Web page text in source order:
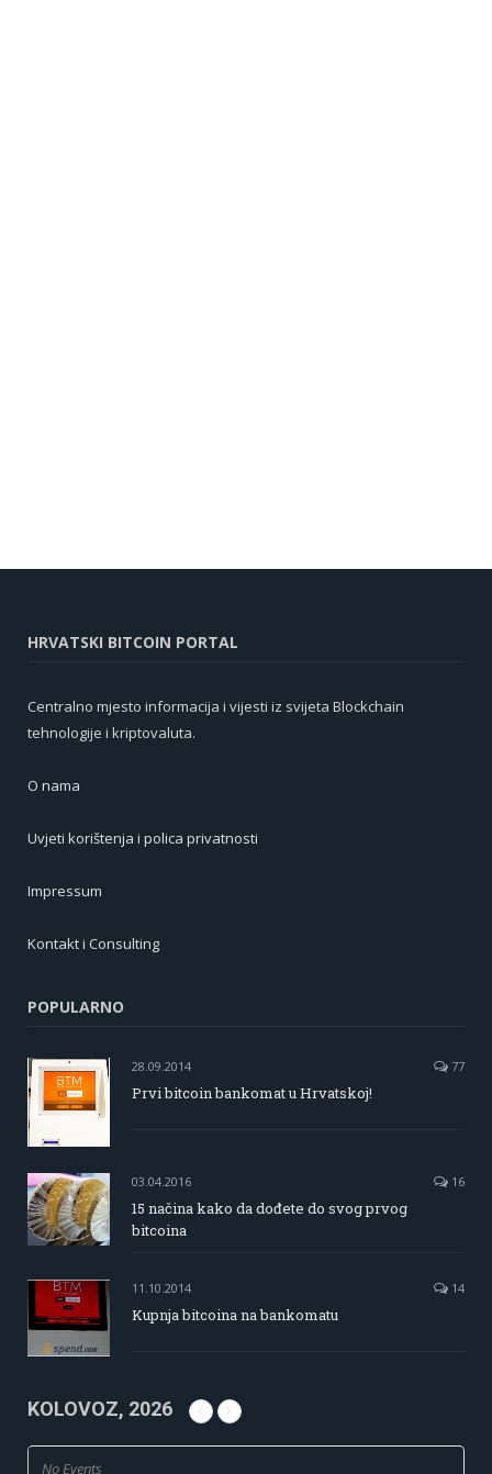
HRVATSKI BITCOIN PORTAL
Centralno mjesto informacija i vijesti iz svijeta Blockchain
tehnologije i kriptovaluta.
O nama
Uvjeti korištenja i polica privatnosti
Impressum
Kontakt i Consulting
POPULARNO
28.09.2014 77
Prvi bitcoin bankomat u Hrvatskoj!
03.04.2016 16
15 načina kako da dođete do svog prvog
bitcoina
11.10.2014 14
Kupnja bitcoina na bankomatu
KOLOVOZ, 2026
No Events